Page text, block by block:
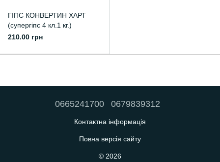
ГІПС КОНВЕРТИН ХАРТ
(супергіпс 4 кл.1 кг.)
210.00 грн
0665241700 0679839312
Контактна інформація
Повна версія сайту
© 2026